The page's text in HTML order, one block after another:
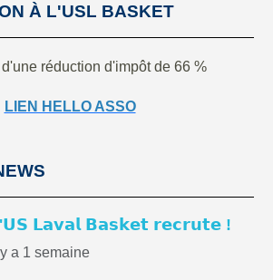
À L'USL BASKET
réduction d'impôt de 66 %
LIEN HELLO ASSO
𝗟𝗮𝘃𝗮𝗹 𝗕𝗮𝘀𝗸𝗲𝘁 𝗿𝗲𝗰𝗿𝘂𝘁𝗲 !
a 1 semaine